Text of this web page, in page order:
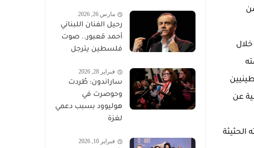
خلال
عن
مارس 26, 2026
رحيل الفنان اللبناني
أحمد قعبور.. صوت
فلسطين يترجل
فبراير 28, 2026
ساراندون: طُردت
وحوصرت في
هوليوود بسبب دعمي
لغزة
فبراير 10, 2026